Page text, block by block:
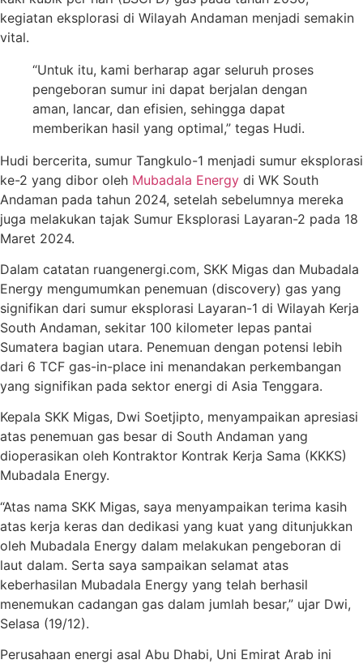
kegiatan eksplorasi di Wilayah Andaman menjadi semakin
vital.
“Untuk itu, kami berharap agar seluruh proses
pengeboran sumur ini dapat berjalan dengan
aman, lancar, dan efisien, sehingga dapat
memberikan hasil yang optimal,” tegas Hudi.
Hudi bercerita, sumur Tangkulo-1 menjadi sumur eksplorasi
ke-2 yang dibor oleh Mubadala Energy di WK South
Andaman pada tahun 2024, setelah sebelumnya mereka
juga melakukan tajak Sumur Eksplorasi Layaran-2 pada 18
Maret 2024.
Dalam catatan ruangenergi.com, SKK Migas dan Mubadala
Energy mengumumkan penemuan (discovery) gas yang
signifikan dari sumur eksplorasi Layaran-1 di Wilayah Kerja
South Andaman, sekitar 100 kilometer lepas pantai
Sumatera bagian utara. Penemuan dengan potensi lebih
dari 6 TCF gas-in-place ini menandakan perkembangan
yang signifikan pada sektor energi di Asia Tenggara.
Kepala SKK Migas, Dwi Soetjipto, menyampaikan apresiasi
atas penemuan gas besar di South Andaman yang
dioperasikan oleh Kontraktor Kontrak Kerja Sama (KKKS)
Mubadala Energy.
“Atas nama SKK Migas, saya menyampaikan terima kasih
atas kerja keras dan dedikasi yang kuat yang ditunjukkan
oleh Mubadala Energy dalam melakukan pengeboran di
laut dalam. Serta saya sampaikan selamat atas
keberhasilan Mubadala Energy yang telah berhasil
menemukan cadangan gas dalam jumlah besar,” ujar Dwi,
Selasa (19/12).
Perusahaan energi asal Abu Dhabi, Uni Emirat Arab ini